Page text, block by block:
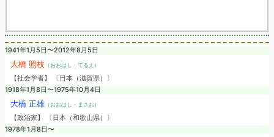
1941年1月5日〜2012年8月5日
大橋 照枝（おおはし・てるえ）
【社会学者】 〔日本（滋賀県）〕
1918年1月8日〜1975年10月4日
大橋 正雄（おおはし・まさお）
【政治家】 〔日本（和歌山県）〕
1978年1月8日〜